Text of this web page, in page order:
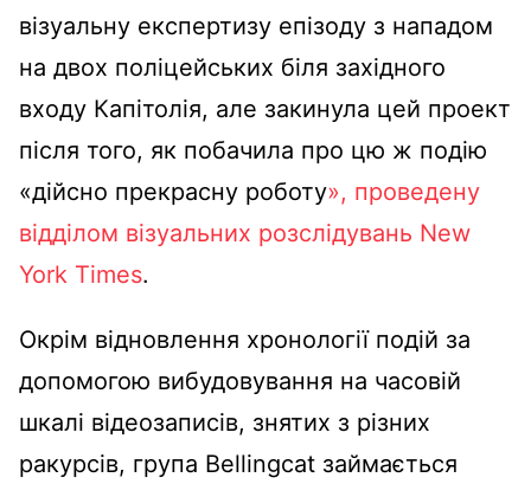
візуальну експертизу епізоду з нападом
на двох поліцейських біля західного
входу Капітолія, але закинула цей проект
після того, як побачила про цю ж подію
«дійсно прекрасну роботу», проведену
відділом візуальних розслідувань New
York Times.
Окрім відновлення хронології подій за
допомогою вибудовування на часовій
шкалі відеозаписів, знятих з різних
ракурсів, група Bellingcat займається